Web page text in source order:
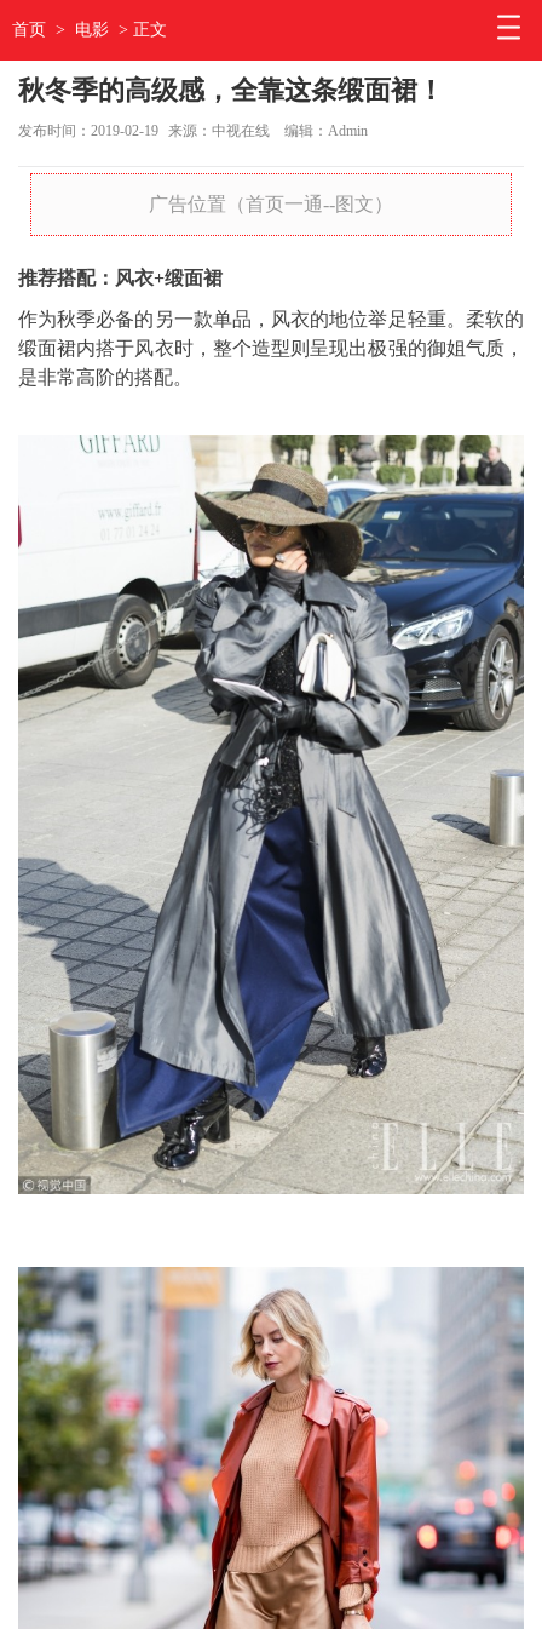
首页 > 电影 > 正文
秋冬季的高级感，全靠这条缎面裙！
发布时间：2019-02-19 来源：中视在线 编辑：Admin
广告位置（首页一通--图文）
推荐搭配：风衣+缎面裙
作为秋季必备的另一款单品，风衣的地位举足轻重。柔软的
缎面裙内搭于风衣时，整个造型则呈现出极强的御姐气质，
是非常高阶的搭配。